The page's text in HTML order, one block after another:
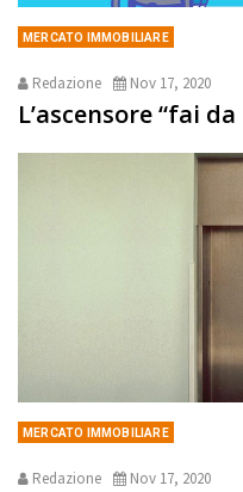
MERCATO IMMOBILIARE
Redazione Nov 17, 2020
L’ascensore “fai
MERCATO IMMOBILIARE
Redazione Nov 17, 2020